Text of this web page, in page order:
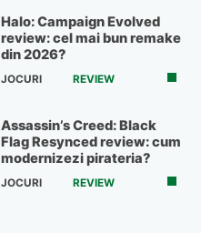
Halo: Campaign Evolved
review: cel mai bun remake
din 2026?
JOCURI REVIEW
Assassin’s Creed: Black
Flag Resynced review: cum
modernizezi pirateria?
JOCURI REVIEW